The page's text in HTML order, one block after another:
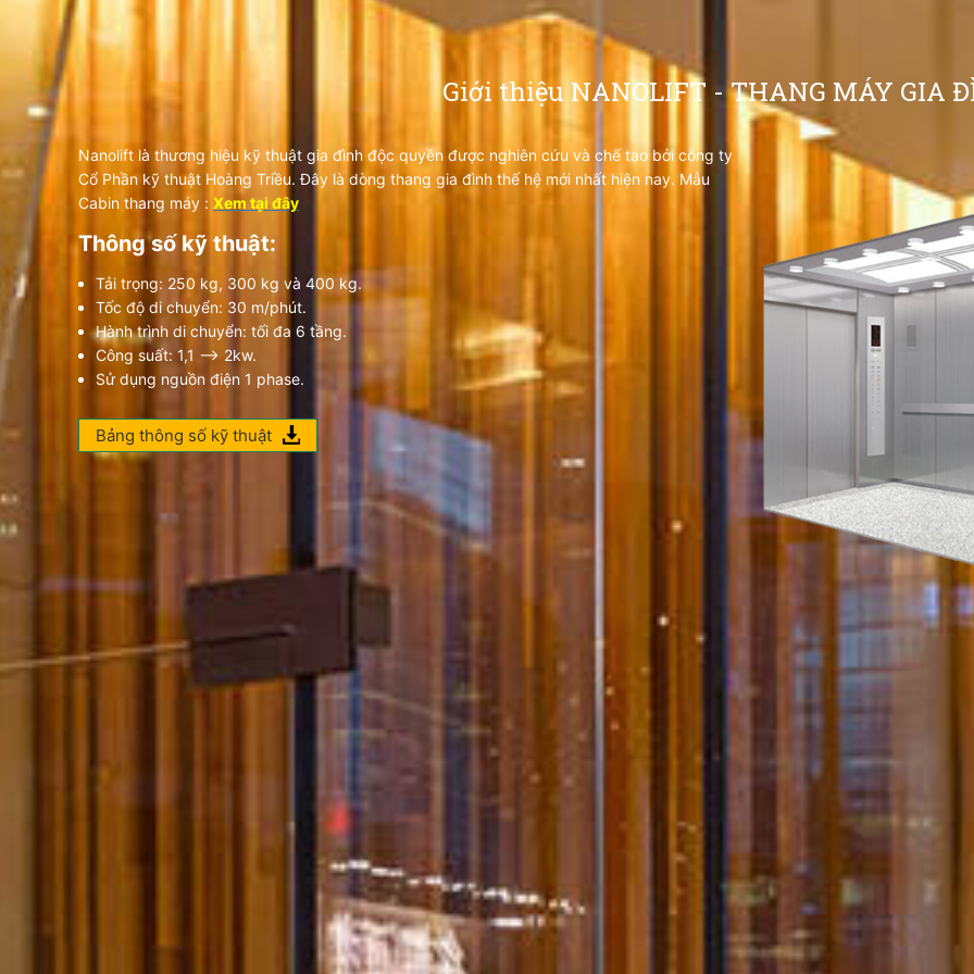
Giới thiệu NANOLIFT - THANG MÁY GIA
Nanolift là thương hiệu kỹ thuật gia đình độc quyền được nghiên cứu và chế tạo bởi công ty
Cổ Phần kỹ thuật Hoàng Triều. Đây là dòng thang gia đình thế hệ mới nhất hiện nay. Mẫu
Cabin thang máy : Xem tại đây
Thông số kỹ thuật:
Tải trọng: 250 kg, 300 kg và 400 kg.
Tốc độ di chuyển: 30 m/phút.
Hành trình di chuyển: tối đa 6 tầng.
Công suất: 1,1 --> 2kw.
Sử dụng nguồn điện 1 phase.
Bảng thông số kỹ thuật